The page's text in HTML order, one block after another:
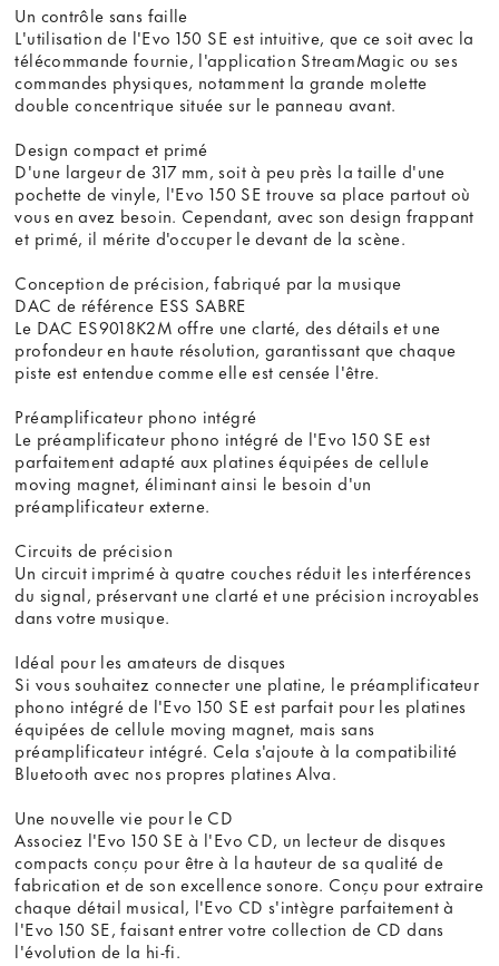
Un contrôle sans faille
L'utilisation de l'Evo 150 SE est intuitive, que ce soit avec la
télécommande fournie, l'application StreamMagic ou ses
commandes physiques, notamment la grande molette
double concentrique située sur le panneau avant.
Design compact et primé
D'une largeur de 317 mm, soit à peu près la taille d'une
pochette de vinyle, l'Evo 150 SE trouve sa place partout où
vous en avez besoin. Cependant, avec son design frappant
et primé, il mérite d'occuper le devant de la scène.
Conception de précision, fabriqué par la musique
DAC de référence ESS SABRE
Le DAC ES9018K2M offre une clarté, des détails et une
profondeur en haute résolution, garantissant que chaque
piste est entendue comme elle est censée l'être.
Préamplificateur phono intégré
Le préamplificateur phono intégré de l'Evo 150 SE est
parfaitement adapté aux platines équipées de cellule
moving magnet, éliminant ainsi le besoin d'un
préamplificateur externe.
Circuits de précision
Un circuit imprimé à quatre couches réduit les interférences
du signal, préservant une clarté et une précision incroyables
dans votre musique.
Idéal pour les amateurs de disques
Si vous souhaitez connecter une platine, le préamplificateur
phono intégré de l'Evo 150 SE est parfait pour les platines
équipées de cellule moving magnet, mais sans
préamplificateur intégré. Cela s'ajoute à la compatibilité
Bluetooth avec nos propres platines Alva.
Une nouvelle vie pour le CD
Associez l'Evo 150 SE à l'Evo CD, un lecteur de disques
compacts conçu pour être à la hauteur de sa qualité de
fabrication et de son excellence sonore. Conçu pour extraire
chaque détail musical, l'Evo CD s'intègre parfaitement à
l'Evo 150 SE, faisant entrer votre collection de CD dans
l'évolution de la hi-fi.